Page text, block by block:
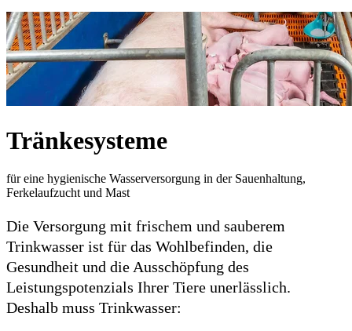
Tränkesysteme
für eine hygienische Wasserversorgung in der Sauenhaltung,
Ferkelaufzucht und Mast
Die Versorgung mit frischem und sauberem
Trinkwasser ist für das Wohlbefinden, die
Gesundheit und die Ausschöpfung des
Leistungspotenzials Ihrer Tiere unerlässlich.
Deshalb muss Trinkwasser: